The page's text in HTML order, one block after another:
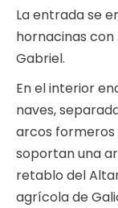
La entrada se
hornacinas
Gabriel.
En el interior
naves,
arcos formeros
soportan una
retablo del
agrícola de